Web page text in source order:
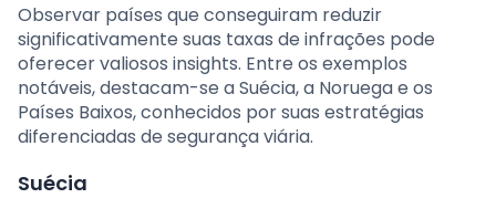
Observar países que conseguiram reduzir
significativamente suas taxas de infrações pode
oferecer valiosos insights. Entre os exemplos
notáveis, destacam-se a Suécia, a Noruega e os
Países Baixos, conhecidos por suas estratégias
diferenciadas de segurança viária.
Suécia